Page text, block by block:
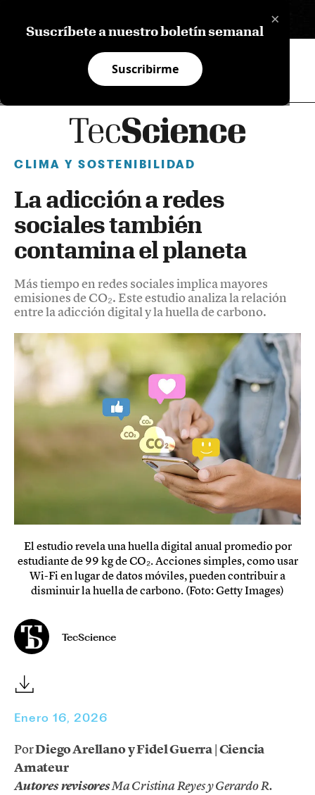
×
Suscríbete a nuestro boletín semanal
Suscribirme
CLIMA Y SOSTENIBILIDAD
La adicción a redes
sociales también
contamina el planeta
Más tiempo en redes sociales implica mayores
emisiones de CO₂. Este estudio analiza la relación
entre la adicción digital y la huella de carbono.
El estudio revela una huella digital anual promedio por
estudiante de 99 kg de CO₂. Acciones simples, como usar
Wi-Fi en lugar de datos móviles, pueden contribuir a
disminuir la huella de carbono. (Foto: Getty Images)
TecScience
Enero 16, 2026
PorDiego Arellano y Fidel Guerra | Ciencia
Amateur
Autores revisoresMa Cristina Reyes y Gerardo R.